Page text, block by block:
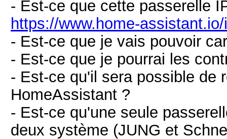
- Est-ce que cette passerelle
https://www.home-
- Est-ce que je vais pouvoir
- Est-ce que je pourrai les
- Est-ce qu'il sera possible de
HomeAssistant ?
- Est-ce qu'une seule
deux système (JUNG et